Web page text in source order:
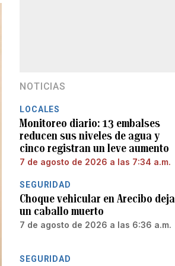
NOTICIAS
LOCALES
Monitoreo diario: 13 embalses
reducen sus niveles de agua y
cinco registran un leve aumento
7 de agosto de 2026 a las 7:34 a.m.
SEGURIDAD
Choque vehicular en Arecibo deja
un caballo muerto
7 de agosto de 2026 a las 6:36 a.m.
SEGURIDAD